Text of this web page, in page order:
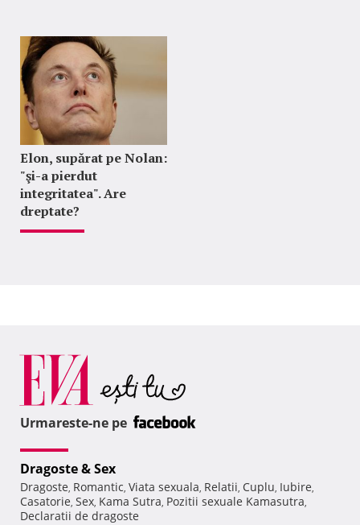
Elon, supărat pe Nolan:
"şi-a pierdut
integritatea". Are
dreptate?
Urmareste-ne pe
Dragoste & Sex
Dragoste, Romantic, Viata sexuala, Relatii, Cuplu, Iubire,
Casatorie, Sex, Kama Sutra, Pozitii sexuale Kamasutra,
Declaratii de dragoste